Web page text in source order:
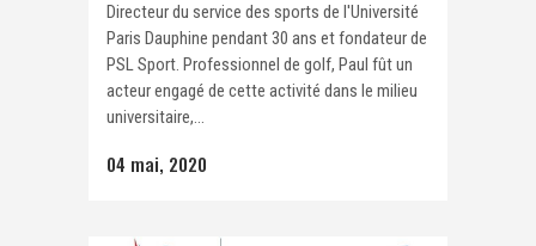
Directeur du service des sports de l'Université
Paris Dauphine pendant 30 ans et fondateur de
PSL Sport. Professionnel de golf, Paul fût un
acteur engagé de cette activité dans le milieu
universitaire,...
04 mai, 2020